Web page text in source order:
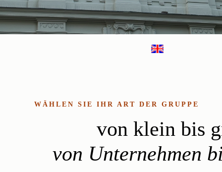
WÄHLEN SIE IHR ART DER GRUPPE
von klein bis
von Unternehmen